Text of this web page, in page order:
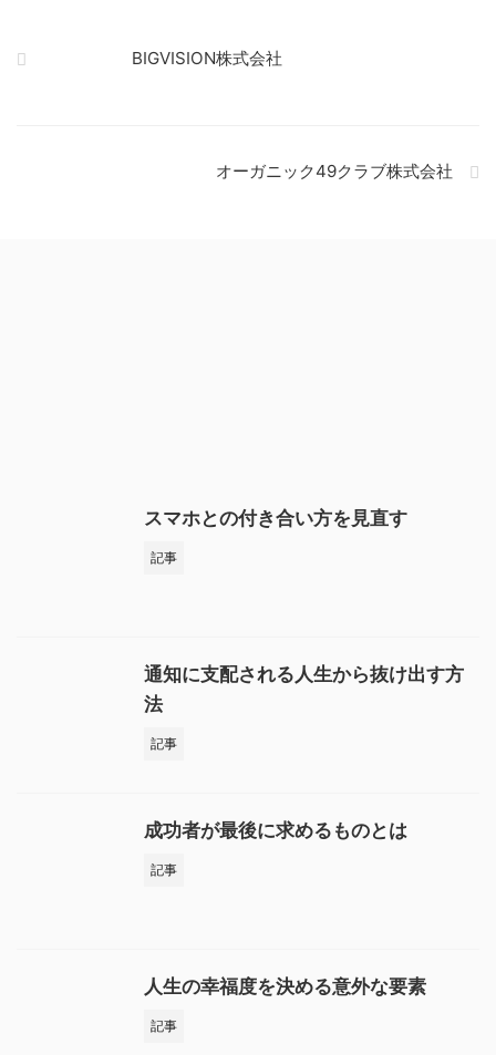
BIGVISION株式会社
オーガニック49クラブ株式会社
スマホとの付き合い方を見直す
記事
通知に支配される人生から抜け出す方
法
記事
成功者が最後に求めるものとは
記事
人生の幸福度を決める意外な要素
記事